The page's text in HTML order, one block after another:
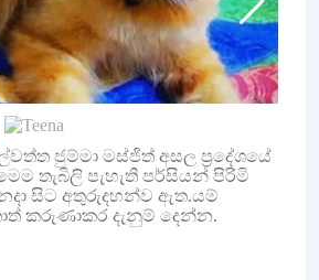
ජුම්මා මස්ජිත් අසල ප්‍රදේශයේ
තැබිලි පැහැති පර්සියන් පිරිමි
සිට අතුරුදහන්ව ඇත.යම්
කරුණාකර දැනුම් දෙන්න.